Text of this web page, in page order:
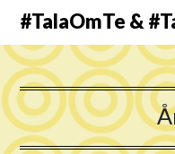
#TalaOmTe &